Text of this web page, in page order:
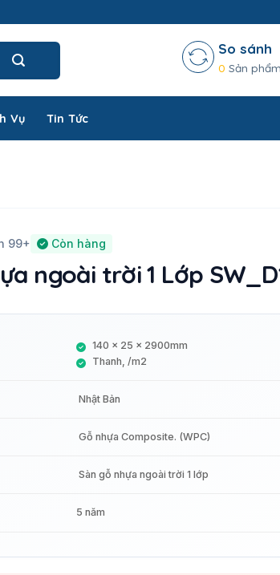
So sánh
0 Sản phẩm
Vụ Tin Tức
99+ Còn hàng
ngoài trời 1 Lớp
140 x 25 x 2900mm
Thanh, /m2
Nhật Bản
Gỗ nhựa Composite. (WPC)
Sàn gỗ nhựa ngoài trời 1 lớp
5 năm